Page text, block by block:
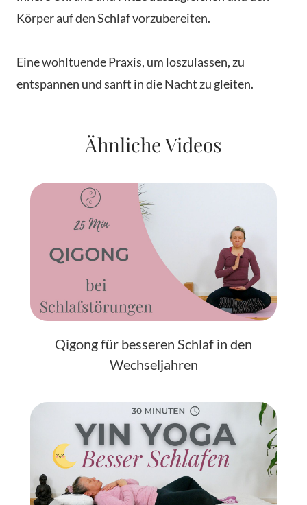
Körper auf den Schlaf vorzubereiten.
Eine wohltuende Praxis, um loszulassen, zu
entspannen und sanft in die Nacht zu gleiten.
Ähnliche Videos
Qigong für besseren Schlaf in den
Wechseljahren